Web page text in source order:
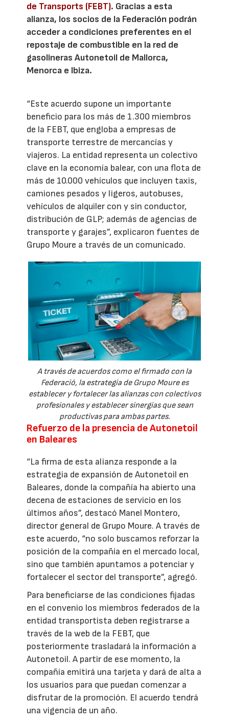
de Transports (FEBT). Gracias a esta
alianza, los socios de la Federación podrán
acceder a condiciones preferentes en el
repostaje de combustible en la red de
gasolineras Autonetoil de Mallorca,
Menorca e Ibiza.
“Este acuerdo supone un importante
beneficio para los más de 1.300 miembros
de la FEBT, que engloba a empresas de
transporte terrestre de mercancías y
viajeros. La entidad representa un colectivo
clave en la economía balear, con una flota de
más de 10.000 vehículos que incluyen taxis,
camiones pesados y ligeros, autobuses,
vehículos de alquiler con y sin conductor,
distribución de GLP; además de agencias de
transporte y garajes”, explicaron fuentes de
Grupo Moure a través de un comunicado.
A través de acuerdos como el firmado con la
Federació, la estrategia de Grupo Moure es
establecer y fortalecer las alianzas con colectivos
profesionales y establecer sinergias que sean
productivas para ambas partes.
Refuerzo de la presencia de Autonetoil
en Baleares
“La firma de esta alianza responde a la
estrategia de expansión de Autonetoil en
Baleares, donde la compañía ha abierto una
decena de estaciones de servicio en los
últimos años”, destacó Manel Montero,
director general de Grupo Moure. A través de
este acuerdo, “no solo buscamos reforzar la
posición de la compañía en el mercado local,
sino que también apuntamos a potenciar y
fortalecer el sector del transporte”, agregó.
Para beneficiarse de las condiciones fijadas
en el convenio los miembros federados de la
entidad transportista deben registrarse a
través de la web de la FEBT, que
posteriormente trasladará la información a
Autonetoil. A partir de ese momento, la
compañía emitirá una tarjeta y dará de alta a
los usuarios para que puedan comenzar a
disfrutar de la promoción. El acuerdo tendrá
una vigencia de un año.